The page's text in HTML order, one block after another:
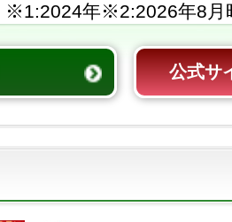
※1: ※2:
公式サ